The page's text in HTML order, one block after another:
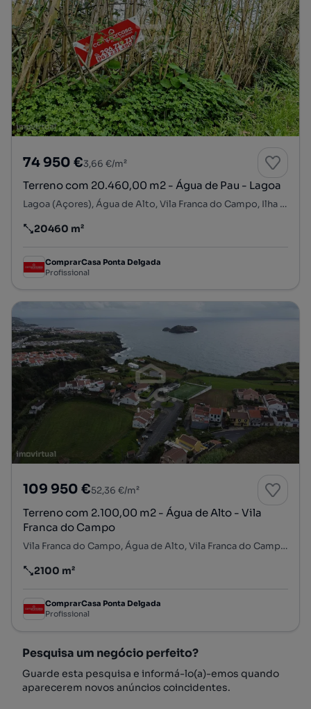
74 950 €3,66 €/m²
Terreno com 20.460,00 m2 - Água de Pau - Lagoa
Lagoa (Açores), Água de Alto, Vila Franca do Campo, Ilha de São Miguel
Preço por metro quadrado
20460 m²
ComprarCasa Ponta Delgada
Profissional
109 950 €52,36 €/m²
Terreno com 2.100,00 m2 - Água de Alto - Vila
Franca do Campo
Vila Franca do Campo, Água de Alto, Vila Franca do Campo, Ilha de São Miguel
Preço por metro quadrado
2100 m²
ComprarCasa Ponta Delgada
Profissional
Pesquisa um negócio perfeito?
Guarde esta pesquisa e informá-lo(a)-emos quando
aparecerem novos anúncios coincidentes.